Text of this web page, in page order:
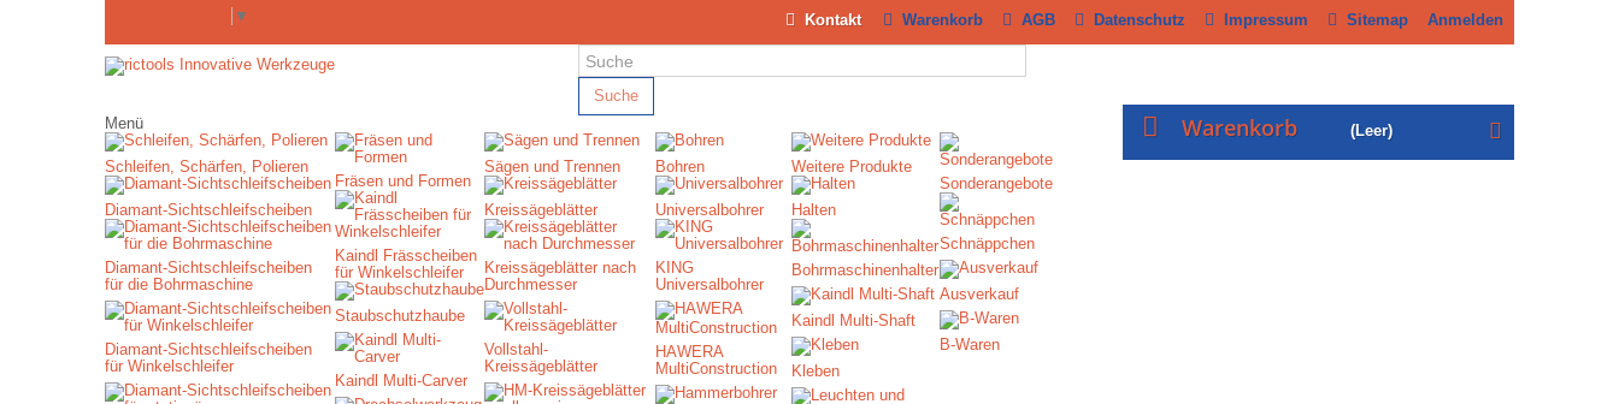
Anmelden
▼ Sitemap
Impressum
Datenschutz
AGB
Warenkorb
Kontakt
Suche
Warenkorb (Leer)
Menü
Schleifen, Schärfen, Polieren
Diamant-Sichtschleifscheiben
Diamant-Sichtschleifscheiben
für die Bohrmaschine
Diamant-Sichtschleifscheiben
für Winkelschleifer
Fräsen und Formen
Kaindl Frässcheiben
für Winkelschleifer
Staubschutzhaube
Kaindl Multi-Carver
Sägen und Trennen
Kreissägeblätter
Kreissägeblätter nach
Durchmesser
Vollstahl-
Kreissägeblätter
Bohren
Universalbohrer
KING
Universalbohrer
HAWERA
MultiConstruction
Weitere Produkte
Halten
Bohrmaschinenhalter
Kaindl Multi-Shaft
Kleben
Sonderangebote
Schnäppchen
Ausverkauf
B-Waren